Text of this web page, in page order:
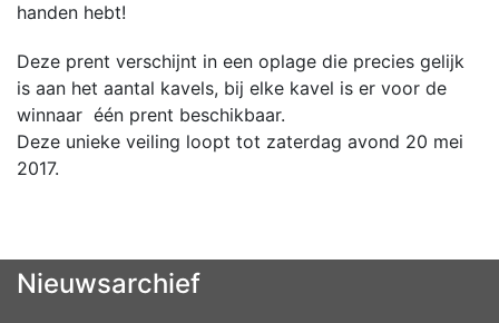
handen hebt!
Deze prent verschijnt in een oplage die precies gelijk
is aan het aantal kavels, bij elke kavel is er voor de
winnaar één prent beschikbaar.
Deze unieke veiling loopt tot zaterdag avond 20 mei
2017.
Nieuwsarchief